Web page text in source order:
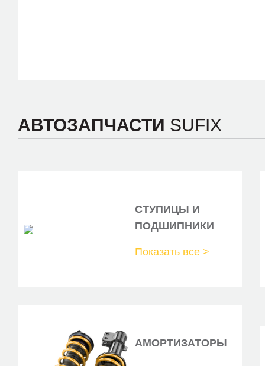
АВТОЗАПЧАСТИ SUFIX
СТУПИЦЫ И
ПОДШИПНИКИ
Показать все >
АМОРТИЗАТОРЫ